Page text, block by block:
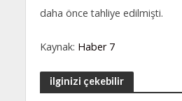
daha önce tahliye edilmişti.
Kaynak: Haber 7
ilginizi çekebilir